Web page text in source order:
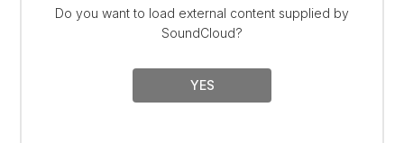
Do you want to load external content supplied by
SoundCloud?
YES